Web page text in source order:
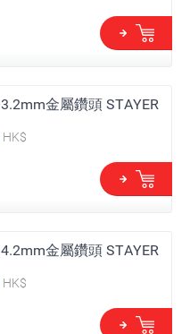
金屬鑽頭 STAYER
HK$
金屬鑽頭 STAYER
HK$